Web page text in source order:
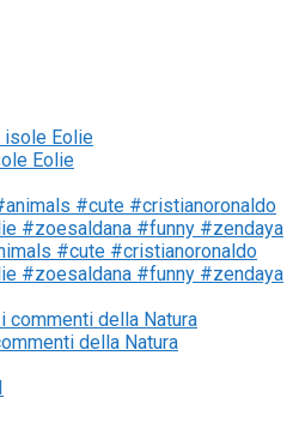
Eolie
#cute #cristianoronaldo
#zoesaldana #funny #zendaya
della Natura